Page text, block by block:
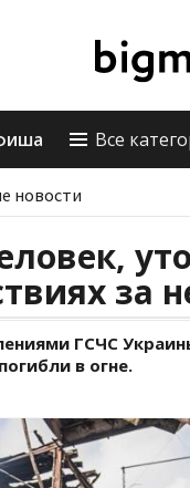
Все
новости
за
ГСЧС
в огне.